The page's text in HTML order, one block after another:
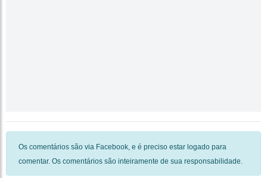
Os comentários são via Facebook, e é preciso estar logado para
comentar. Os comentários são inteiramente de sua responsabilidade.